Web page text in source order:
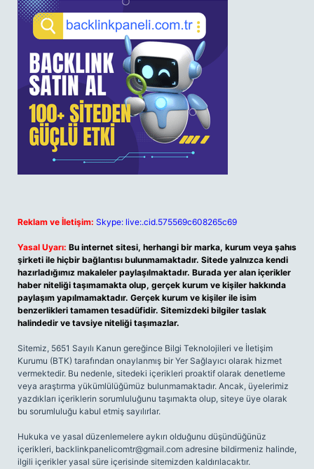
Reklam ve İletişim: Skype: live:.cid.575569c608265c69
Yasal Uyarı: Bu internet sitesi, herhangi bir marka, kurum veya şahıs
şirketi ile hiçbir bağlantısı bulunmamaktadır. Sitede yalnızca kendi
hazırladığımız makaleler paylaşılmaktadır. Burada yer alan içerikler
haber niteliği taşımamakta olup, gerçek kurum ve kişiler hakkında
paylaşım yapılmamaktadır. Gerçek kurum ve kişiler ile isim
benzerlikleri tamamen tesadüfidir. Sitemizdeki bilgiler taslak
halindedir ve tavsiye niteliği taşımazlar.
Sitemiz, 5651 Sayılı Kanun gereğince Bilgi Teknolojileri ve İletişim
Kurumu (BTK) tarafından onaylanmış bir Yer Sağlayıcı olarak hizmet
vermektedir. Bu nedenle, sitedeki içerikleri proaktif olarak denetleme
veya araştırma yükümlülüğümüz bulunmamaktadır. Ancak, üyelerimiz
yazdıkları içeriklerin sorumluluğunu taşımakta olup, siteye üye olarak
bu sorumluluğu kabul etmiş sayılırlar.
Hukuka ve yasal düzenlemelere aykırı olduğunu düşündüğünüz
içerikleri, backlinkpanelicomtr@gmail.com adresine bildirmeniz halinde,
ilgili içerikler yasal süre içerisinde sitemizden kaldırılacaktır.